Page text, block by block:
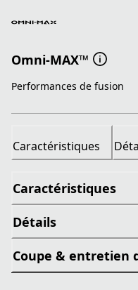
Omni-MAX™
Performances de fusion
Caractéristiques
Caractéristiques
Détails
Coupe & entretien